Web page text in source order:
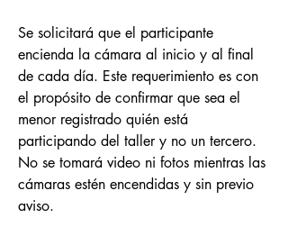
Se solicitará que el participante
encienda la cámara al inicio y al final
de cada día. Este requerimiento es con
el propósito de confirmar que sea el
menor registrado quién está
participando del taller y no un tercero.
No se tomará video ni fotos mientras las
cámaras estén encendidas y sin previo
aviso.